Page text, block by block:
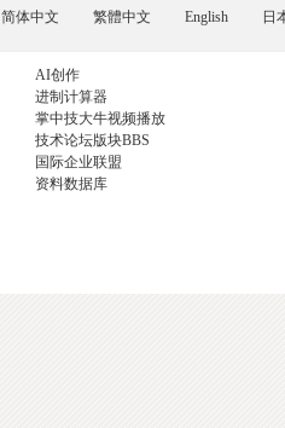
简体中文 繁體中文 English 日
AI创作
进制计算器
掌中技大牛视频播放
技术论坛版块BBS
国际企业联盟
资料数据库